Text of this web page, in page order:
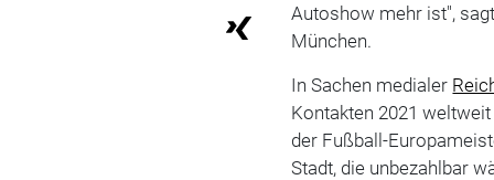
Autoshow mehr ist",
München.
In Sachen medialer
Kontakten 2021
der Fußball-
Stadt, die unbezahlbar